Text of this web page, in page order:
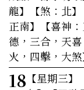
龍】【煞：北
正南】【喜神
德，三合，天
火，四擊，大煞
18 【星期三】